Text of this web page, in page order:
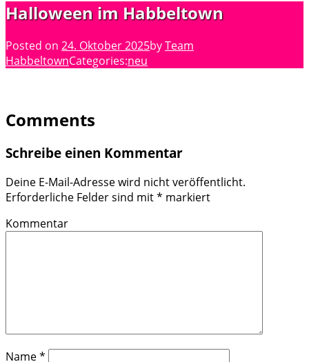
Halloween im Habbeltown
Posted on 24. Oktober 2025byTeam
HabbeltownCategories:neu
Comments
Schreibe einen Kommentar
Deine E-Mail-Adresse wird nicht veröffentlicht.
Erforderliche Felder sind mit* markiert
Kommentar
Name*